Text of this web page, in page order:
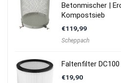
Betonmischer |
Kompostsieb
€119,99
Scheppach
Faltenfilter DC100
€19,90